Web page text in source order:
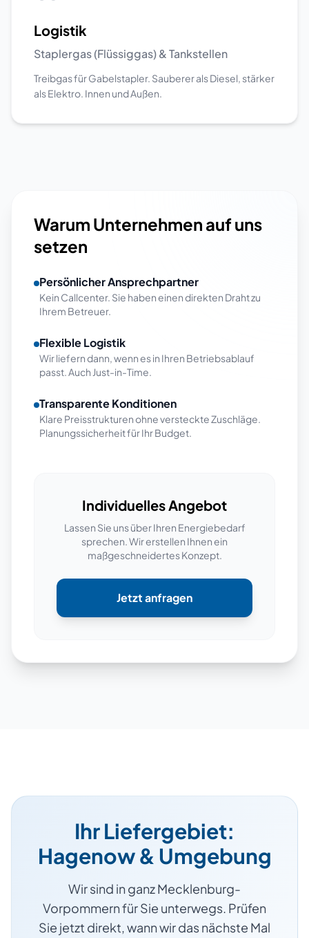
Logistik
Staplergas (Flüssiggas) & Tankstellen
Treibgas für Gabelstapler. Sauberer als Diesel, stärker
als Elektro. Innen und Außen.
Warum Unternehmen auf uns
setzen
Persönlicher Ansprechpartner
Kein Callcenter. Sie haben einen direkten Draht zu
Ihrem Betreuer.
Flexible Logistik
Wir liefern dann, wenn es in Ihren Betriebsablauf
passt. Auch Just-in-Time.
Transparente Konditionen
Klare Preisstrukturen ohne versteckte Zuschläge.
Planungssicherheit für Ihr Budget.
Individuelles Angebot
Lassen Sie uns über Ihren Energiebedarf
sprechen. Wir erstellen Ihnen ein
maßgeschneidertes Konzept.
Jetzt anfragen
Ihr Liefergebiet:
Hagenow& Umgebung
Wir sind in ganzMecklenburg-
Vorpommernfür Sie unterwegs. Prüfen
Sie jetzt direkt, wann wir das nächste Mal